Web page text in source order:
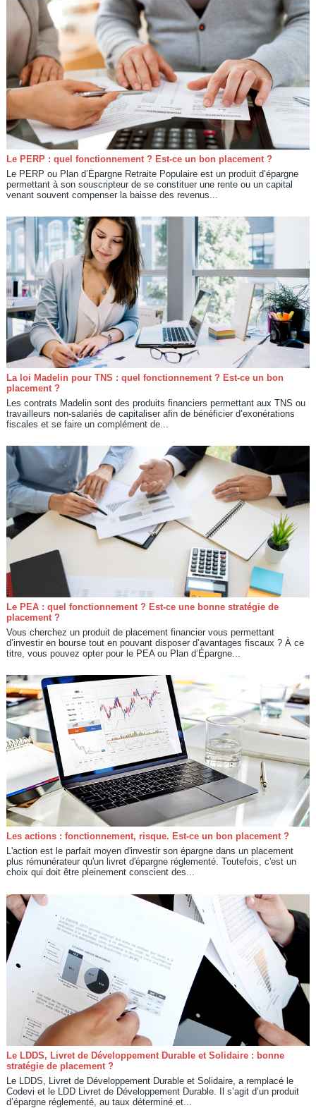
Le PERP : quel fonctionnement ? Est-ce un bon placement ?
Le PERP ou Plan d’Épargne Retraite Populaire est un produit d’épargne
permettant à son souscripteur de se constituer une rente ou un capital
venant souvent compenser la baisse des revenus...
La loi Madelin pour TNS : quel fonctionnement ? Est-ce un bon
placement ?
Les contrats Madelin sont des produits financiers permettant aux TNS ou
travailleurs non-salariés de capitaliser afin de bénéficier d’exonérations
fiscales et se faire un complément de...
Le PEA : quel fonctionnement ? Est-ce une bonne stratégie de
placement ?
Vous cherchez un produit de placement financier vous permettant
d’investir en bourse tout en pouvant disposer d’avantages fiscaux ? À ce
titre, vous pouvez opter pour le PEA ou Plan d’Épargne...
Les actions : fonctionnement, risque. Est-ce un bon placement ?
L'action est le parfait moyen d'investir son épargne dans un placement
plus rémunérateur qu'un livret d'épargne réglementé. Toutefois, c'est un
choix qui doit être pleinement conscient des...
Le LDDS, Livret de Développement Durable et Solidaire : bonne
stratégie de placement ?
Le LDDS, Livret de Développement Durable et Solidaire, a remplacé le
Codevi et le LDD Livret de Développement Durable. Il s’agit d’un produit
d’épargne réglementé, au taux déterminé et...